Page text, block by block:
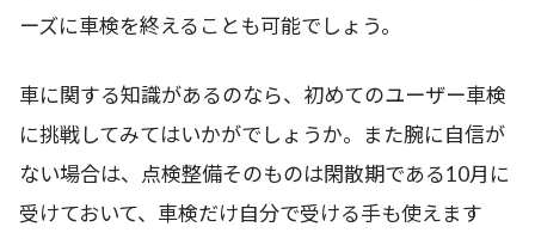
ーズに車検を終えることも可能でしょう。
車に関する知識があるのなら、初めてのユーザー車検
に挑戦してみてはいかがでしょうか。また腕に自信が
ない場合は、点検整備そのものは閑散期である10月に
受けておいて、車検だけ自分で受ける手も使えます